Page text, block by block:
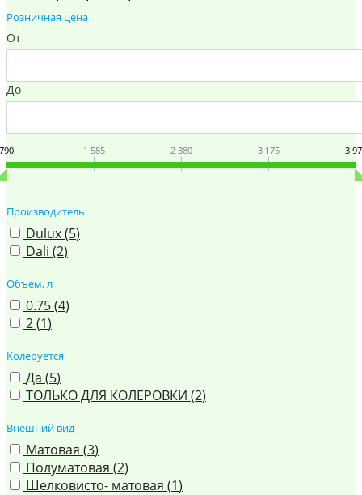
Розничная цена
От
До
1 585 2 380 3 175 3
Производитель
Dulux (5)
Dali (2)
Объем, л
0.75 (4)
2 (1)
Колеруется
Да (5)
ТОЛЬКО ДЛЯ КОЛЕРОВКИ (2)
Внешний вид
Матовая (3)
Полуматовая (2)
Шелковисто- матовая (1)